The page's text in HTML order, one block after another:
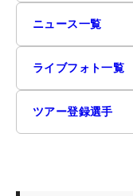
ニュース一覧
ライブフォト一覧
ツアー登録選手